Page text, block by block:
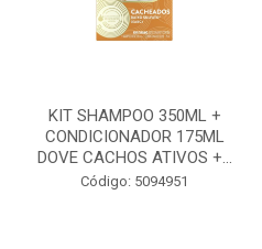
KIT SHAMPOO 350ML +
CONDICIONADOR 175ML
DOVE CACHOS ATIVOS +...
Código: 5094951